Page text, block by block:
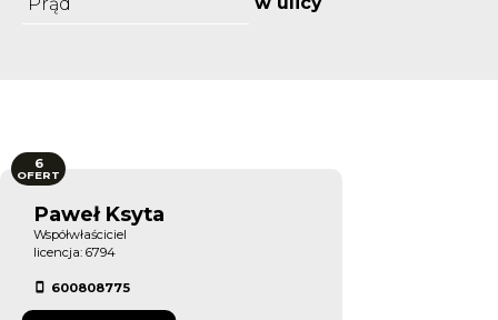
Paweł Ksyta
Współwłaściciel
licencja: 6794
600808775
6
OFERT